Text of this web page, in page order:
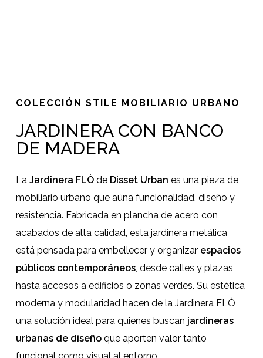
COLECCIÓN STILE MOBILIARIO URBANO
JARDINERA CON BANCO
DE MADERA
La Jardinera FLÒde Disset Urban es una pieza de
mobiliario urbano que aúna funcionalidad, diseño y
resistencia. Fabricada en plancha de acero con
acabados de alta calidad, esta jardinera metálica
está pensada para embellecer y organizar espacios
públicos contemporáneos, desde calles y plazas
hasta accesos a edificios o zonas verdes. Su estética
moderna y modularidad hacen de la Jardinera FLÒ
una solución ideal para quienes buscan jardineras
urbanas de diseñoque aporten valor tanto